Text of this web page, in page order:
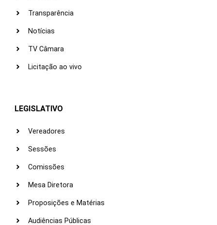
Transparência
Notícias
TV Câmara
Licitação ao vivo
LEGISLATIVO
Vereadores
Sessões
Comissões
Mesa Diretora
Proposições e Matérias
Audiências Públicas